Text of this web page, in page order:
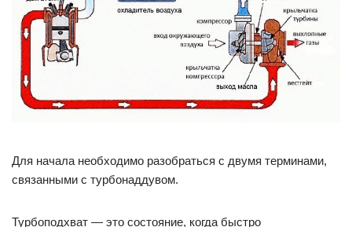
Для начала необходимо разобраться с двумя терминами,
связанными с турбонаддувом.
Турбоподхват — это состояние, когда быстро